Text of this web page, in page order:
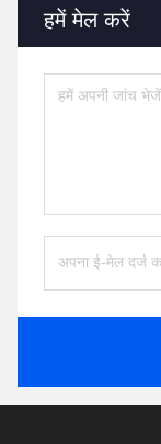
हमें मेल करें